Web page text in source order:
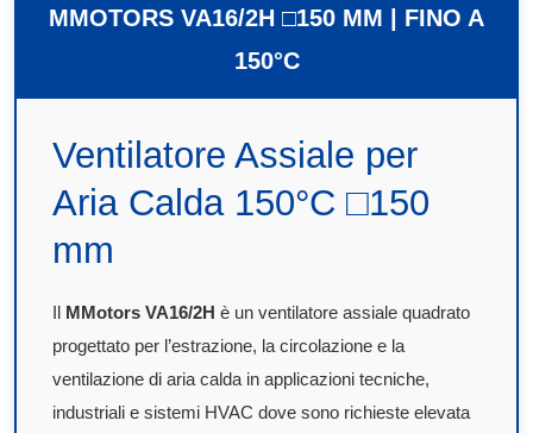
MMOTORS VA16/2H □150 MM | FINO A
150°C
Ventilatore Assiale per
Aria Calda 150°C □150
mm
Il MMotors VA16/2H è un ventilatore assiale quadrato
progettato per l’estrazione, la circolazione e la
ventilazione di aria calda in applicazioni tecniche,
industriali e sistemi HVAC dove sono richieste elevata